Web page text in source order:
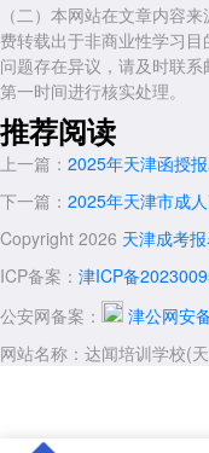
三、按户籍情况划分的
(一)天津户籍考生
户口本：提供户口本原件
本是确认考生户籍信息的
息。
照片、居住证明(如租房合
定居住情况的关键凭证，能
性。
（二）本网站在文章内容
费转载出于非商业性学习
问题存在异议，请及时联
第一时间进行核实处理。
推荐阅读
上一篇： 2025年天津函授
下一篇： 2025年天津市成
Copyright 2026 天津成考
ICP备案： 津ICP备
公安网备案：
津公网安
网站名称：达闻培训学校(